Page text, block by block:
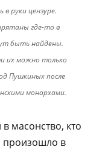
руки цензуре.
где-то в
быть найдены.
их можно только
Пушкиных после
монархами.
масонство, кто
произошло в